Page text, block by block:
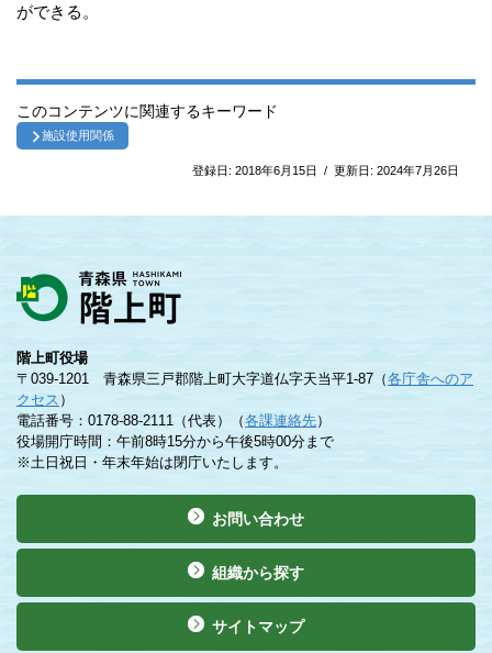
ができる。
このコンテンツに関連するキーワード
施設使用関係
登録日: 2018年6月15日 / 更新日: 2024年7月26日
階上町役場
〒039-1201 青森県三戸郡階上町大字道仏字天当平1-87（各庁舎へのア
クセス ）
電話番号：0178-88-2111（代表）（各課連絡先）
役場開庁時間：午前8時15分から午後5時00分まで
※土日祝日・年末年始は閉庁いたします。
お問い合わせ
組織から探す
サイトマップ